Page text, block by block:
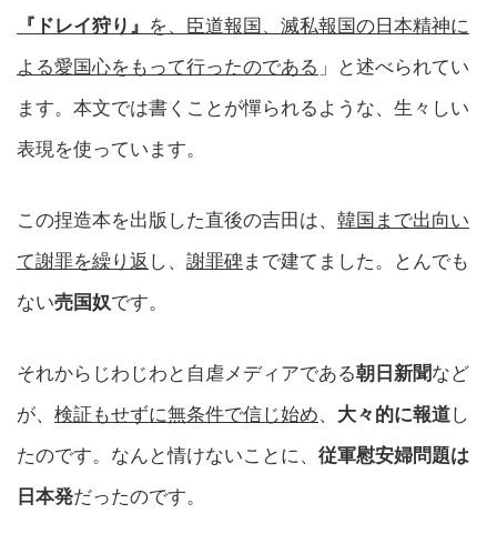
『ドレイ狩り』 を、臣道報国、滅私報国の日本精神に
よる愛国心をもって行ったのである 」と述べられてい
ます。本文では書くことが憚られるような、生々しい
表現を使っています。
この捏造本を出版した直後の吉田は、 韓国まで出向い
て謝罪を繰り返 し、 謝罪碑まで建てました。とんでも
ない売国奴です。
それからじわじわと自虐メディアである朝日新聞など
が、 検証もせずに無条件で信じ始め、 大々的に報道し
たのです。なんと情けないことに、 従軍慰安婦問題は
日本発だったのです。